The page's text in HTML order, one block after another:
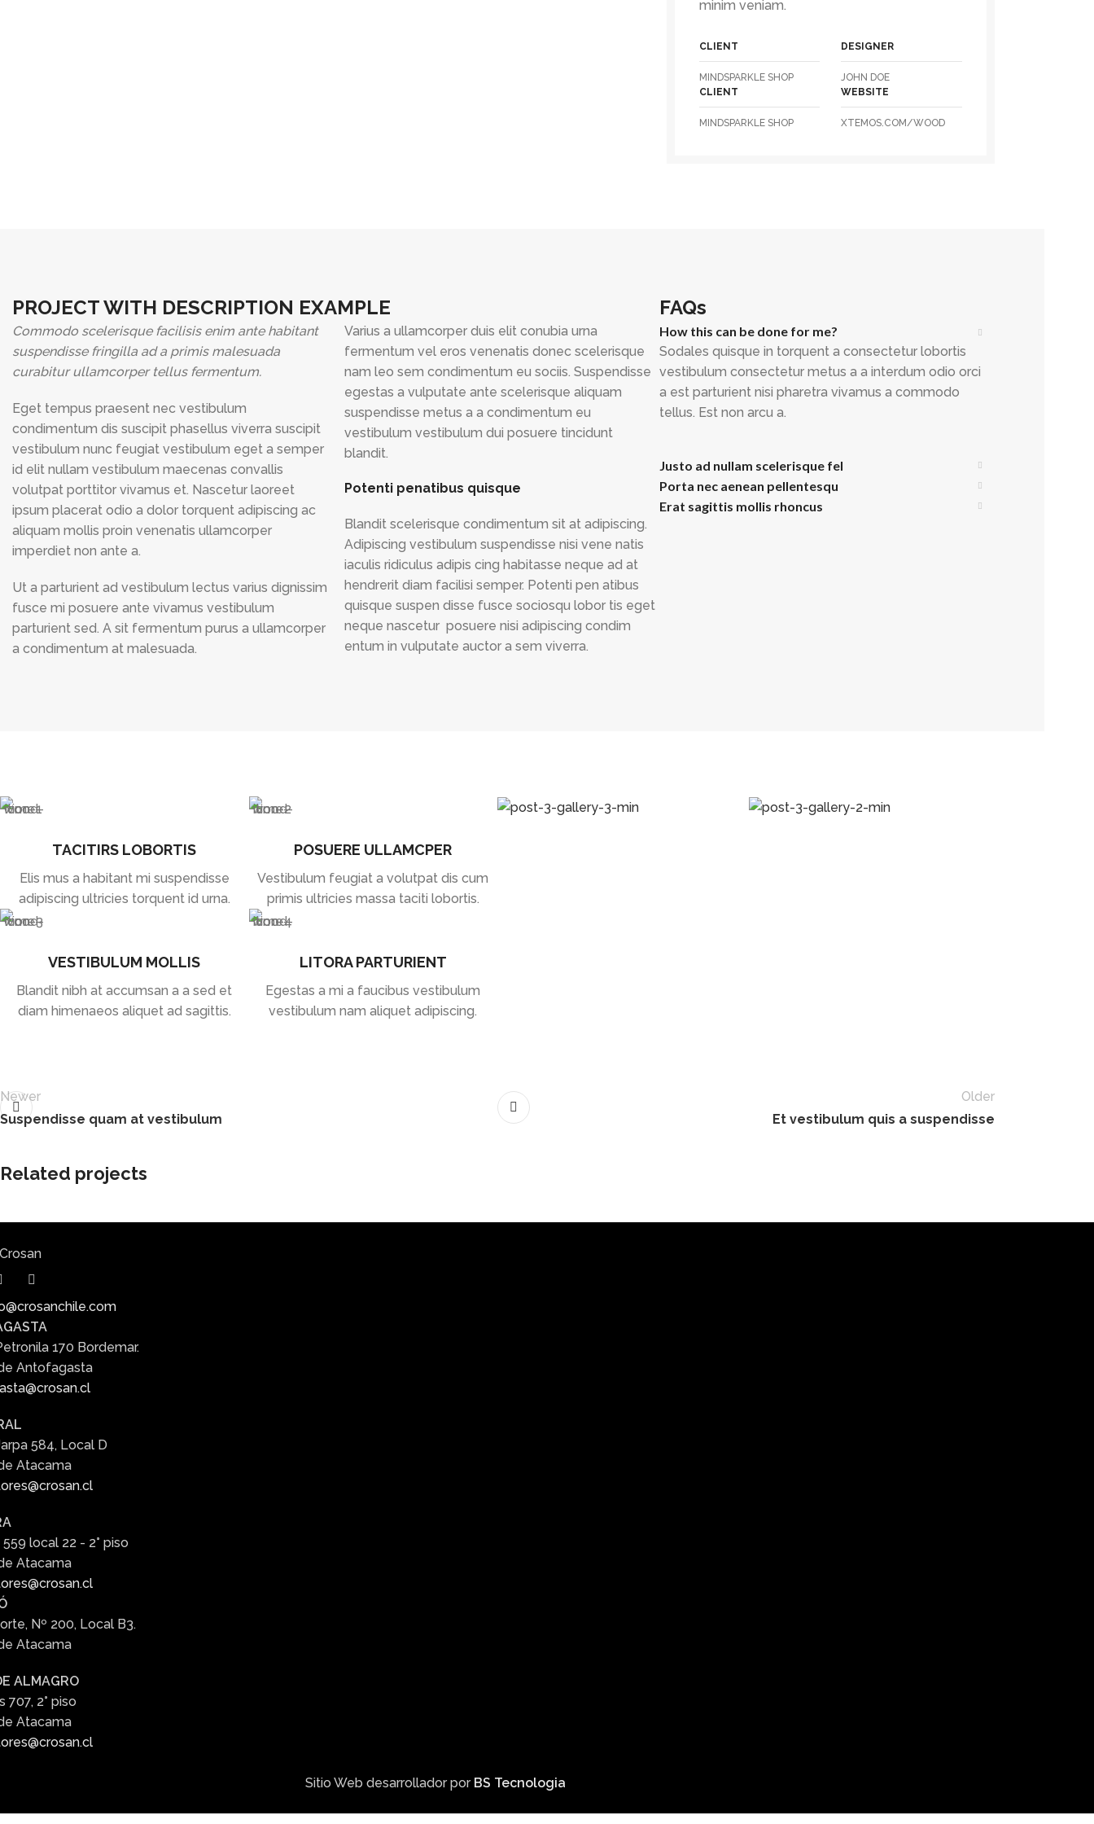
minim veniam.
CLIENT
MINDSPARKLE SHOP
DESIGNER
JOHN DOE
CLIENT
MINDSPARKLE SHOP
WEBSITE
XTEMOS.COM/WOOD
PROJECT WITH DESCRIPTION EXAMPLE
Commodo scelerisque facilisis enim ante habitant
suspendisse fringilla ad a primis malesuada
curabitur ullamcorper tellus fermentum.
Eget tempus praesent nec vestibulum
condimentum dis suscipit phasellus viverra suscipit
vestibulum nunc feugiat vestibulum eget a semper
id elit nullam vestibulum maecenas convallis
volutpat porttitor vivamus et. Nascetur laoreet
ipsum placerat odio a dolor torquent adipiscing ac
aliquam mollis proin venenatis ullamcorper
imperdiet non ante a.
Ut a parturient ad vestibulum lectus varius dignissim
fusce mi posuere ante vivamus vestibulum
parturient sed. A sit fermentum purus a ullamcorper
a condimentum at malesuada.
Varius a ullamcorper duis elit conubia urna
fermentum vel eros venenatis donec scelerisque
nam leo sem condimentum eu sociis. Suspendisse
egestas a vulputate ante scelerisque aliquam
suspendisse metus a a condimentum eu
vestibulum vestibulum dui posuere tincidunt
blandit.
Potenti penatibus quisque
Blandit scelerisque condimentum sit at adipiscing.
Adipiscing vestibulum suspendisse nisi vene natis
iaculis ridiculus adipis cing habitasse neque ad at
hendrerit diam facilisi semper. Potenti pen atibus
quisque suspen disse fusce sociosqu lobor tis eget
neque nascetur posuere nisi adipiscing condim
entum in vulputate auctor a sem viverra.
FAQs
How this can be done for me?
Sodales quisque in torquent a consectetur lobortis
vestibulum consectetur metus a a interdum odio orci
a est parturient nisi pharetra vivamus a commodo
tellus. Est non arcu a.
Justo ad nullam scelerisque fel
Porta nec aenean pellentesqu
Erat sagittis mollis rhoncus
TACITIRS LOBORTIS
Elis mus a habitant mi suspendisse
adipiscing ultricies torquent id urna.
VESTIBULUM MOLLIS
Blandit nibh at accumsan a a sed et
diam himenaeos aliquet ad sagittis.
POSUERE ULLAMCPER
Vestibulum feugiat a volutpat dis cum
primis ultricies massa taciti lobortis.
LITORA PARTURIENT
Egestas a mi a faucibus vestibulum
vestibulum nam aliquet adipiscing.
Newer
Suspendisse quam at vestibulum
Older
Et vestibulum quis a suspendisse
Related projects
A lacus bibendum pulvinar
170 Bordemar.
Antofagasta
584, Local D
Atacama
local 22 - 2° piso
Atacama
Nº 200, Local B3.
Atacama
ALMAGRO
707, 2° piso
Atacama
Sitio Web desarrollador por BS Tecnologia